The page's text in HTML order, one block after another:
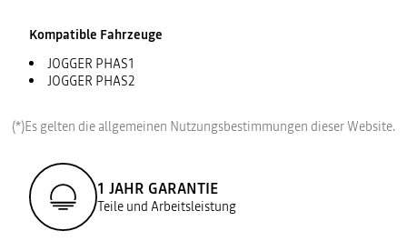
Kompatible Fahrzeuge
JOGGER PHAS1
JOGGER PHAS2
(*)Es gelten die allgemeinen Nutzungsbestimmungen dieser Website.
1 JAHR GARANTIE
Teile und Arbeitsleistung